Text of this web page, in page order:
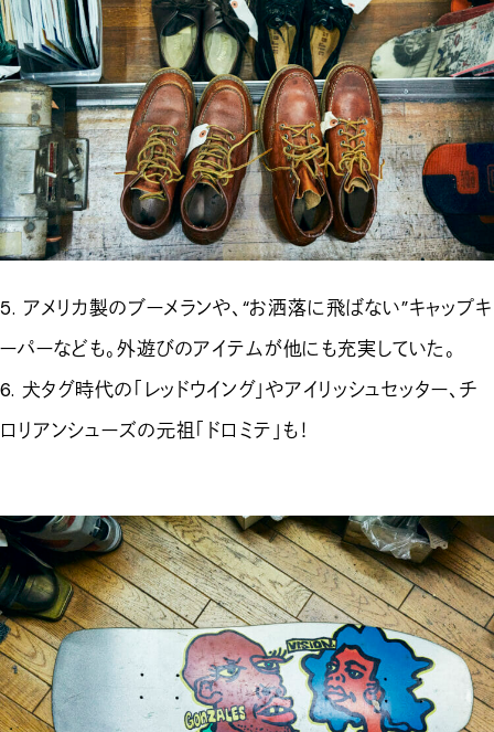
5. アメリカ製のブーメランや、“お洒落に飛ばない”キャップキ
ーパーなども。外遊びのアイテムが他にも充実していた。
6. 犬タグ時代の「レッドウイング」やアイリッシュセッター、チ
ロリアンシューズの元祖「ドロミテ」も！